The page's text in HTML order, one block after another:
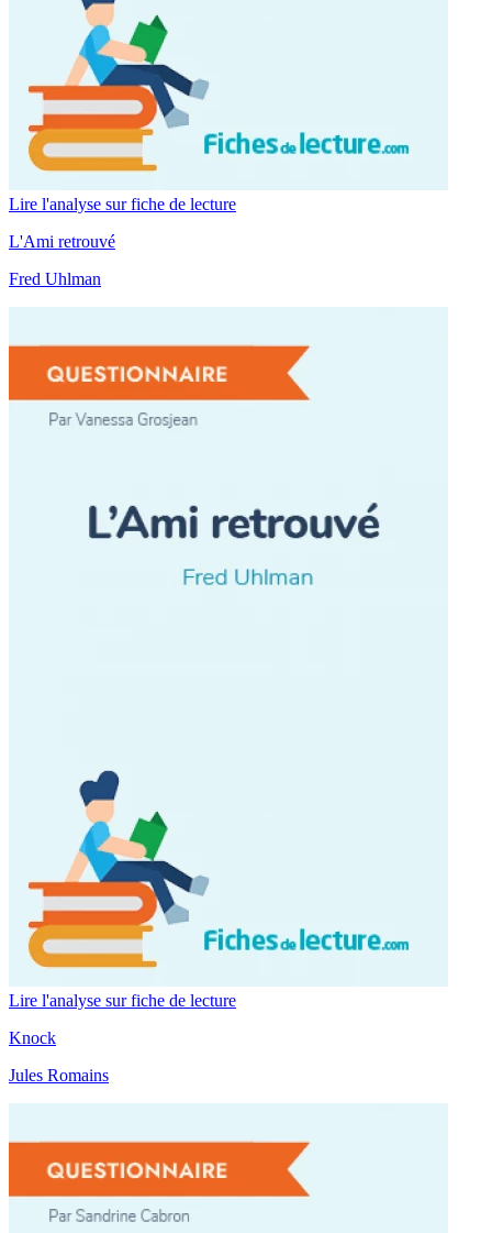
Lire l'analyse sur fiche de lecture
L'Ami retrouvé
Fred Uhlman
Lire l'analyse sur fiche de lecture
Knock
Jules Romains